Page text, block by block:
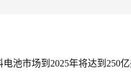
池市场到2025年将达到250亿